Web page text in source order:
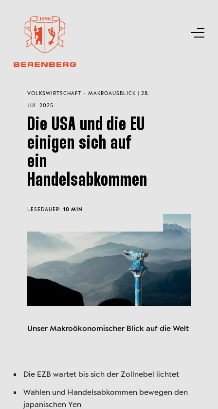
Unser Makroökonomischer Blick auf die Welt
VOLKSWIRTSCHAFT - MAKROAUSBLICK | 28.
JUL 2025
Die USA und die EU
einigen sich auf
ein
Handelsabkommen
LESEDAUER: 10 MIN
Die EZB wartet bis sich der Zollnebel lichtet
Wahlen und Handelsabkommen bewegen den
japanischen Yen